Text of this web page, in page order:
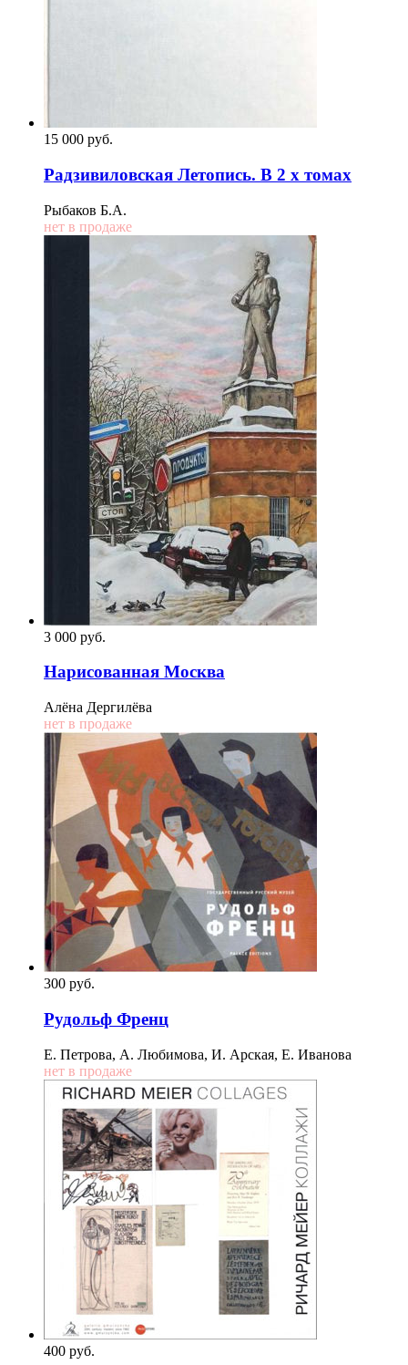
15 000 pуб.
Paдзивиловcкая Летопись. B 2 х тoмах
Pыбаков Б.А.
нет в продаже
3 000 pуб.
Нарисованная Москва
Алёна Дергилёва
нет в продаже
300 pуб.
Рудольф Френц
Е. Петрова, А. Любимова, И. Арская, Е. Иванова
нет в продаже
400 pуб.